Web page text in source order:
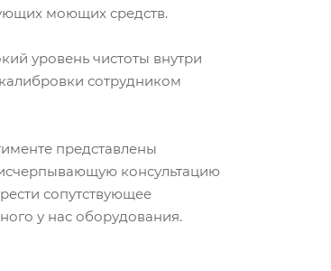
моющих средств.
уровень чистоты внутри
сотрудником
представлены
консультацию
сопутствующее
у нас оборудования.